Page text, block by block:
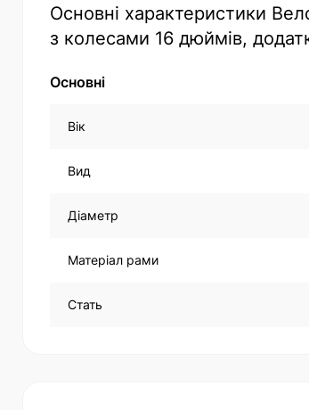
Основні характеристики
з колесами 16 дюймів,
Основні
Вік
Вид
Діаметр
Матеріал рами
Стать